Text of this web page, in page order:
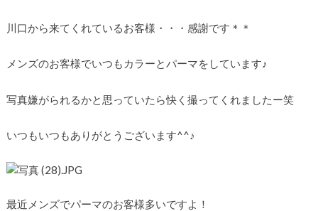
川口から来てくれているお客様・・・感謝です＊＊
メンズのお客様でいつもカラーとパーマをしています♪
写真嫌がられるかと思っていたら快く撮ってくれましたー笑
いつもいつもありがとうございます^^♪
最近メンズでパーマのお客様多いですよ！